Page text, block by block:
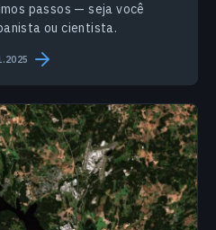
passos — seja você
ou cientista.